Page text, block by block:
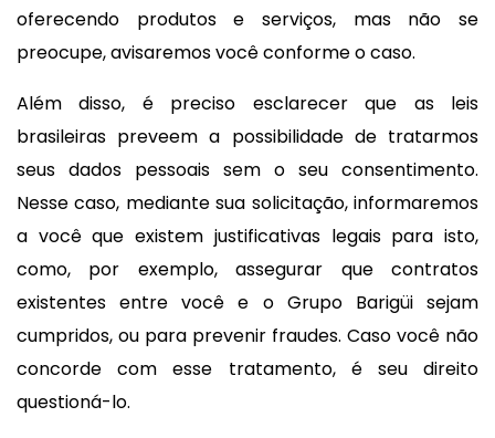
oferecendo produtos e serviços, mas não se
preocupe, avisaremos você conforme o caso.
Além disso, é preciso esclarecer que as leis
brasileiras preveem a possibilidade de tratarmos
seus dados pessoais sem o seu consentimento.
Nesse caso, mediante sua solicitação, informaremos
a você que existem justificativas legais para isto,
como, por exemplo, assegurar que contratos
existentes entre você e o Grupo Barigüi sejam
cumpridos, ou para prevenir fraudes. Caso você não
concorde com esse tratamento, é seu direito
questioná-lo.